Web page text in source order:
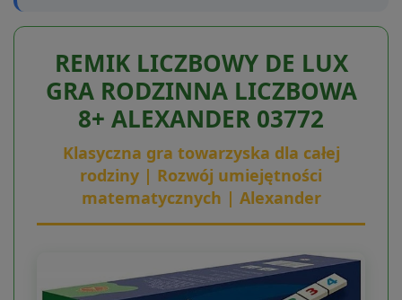
REMIK LICZBOWY DE LUX
GRA RODZINNA LICZBOWA
8+ ALEXANDER 03772
Klasyczna gra towarzyska dla całej
rodziny | Rozwój umiejętności
matematycznych | Alexander